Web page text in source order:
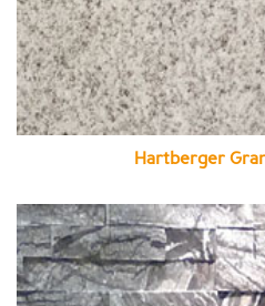
Hartberger